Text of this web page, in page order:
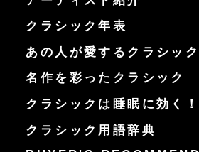
クラシック年表
あの人が愛するクラシック
名作を彩ったクラシック
クラシックは睡眠に効く！
クラシック用語辞典